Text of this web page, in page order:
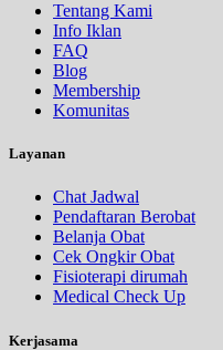
Tentang Kami
Info Iklan
FAQ
Blog
Membership
Komunitas
Layanan
Chat Jadwal
Pendaftaran Berobat
Belanja Obat
Cek Ongkir Obat
Fisioterapi dirumah
Medical Check Up
Kerjasama